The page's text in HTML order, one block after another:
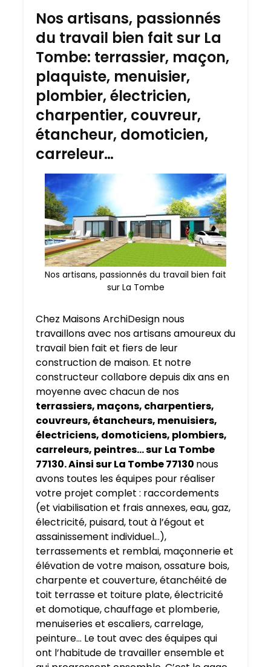
Nos artisans, passionnés
du travail bien fait sur La
Tombe: terrassier, maçon,
plaquiste, menuisier,
plombier, électricien,
charpentier, couvreur,
étancheur, domoticien,
carreleur…
Nos artisans, passionnés du travail bien fait
sur La Tombe
Chez Maisons ArchiDesign nous
travaillons avec nos artisans amoureux du
travail bien fait et fiers de leur
construction de maison. Et notre
constructeur collabore depuis dix ans en
moyenne avec chacun de nos
terrassiers, maçons, charpentiers,
couvreurs, étancheurs, menuisiers,
électriciens, domoticiens, plombiers,
carreleurs, peintres… sur La Tombe
77130. Ainsi sur La Tombe 77130 nous
avons toutes les équipes pour réaliser
votre projet complet : raccordements
(et viabilisation et frais annexes, eau, gaz,
électricité, puisard, tout à l’égout et
assainissement individuel…),
terrassements et remblai, maçonnerie et
élévation de votre maison, ossature bois,
charpente et couverture, étanchéité de
toit terrasse et toiture plate, électricité
et domotique, chauffage et plomberie,
menuiseries et escaliers, carrelage,
peinture… Le tout avec des équipes qui
ont l’habitude de travailler ensemble et